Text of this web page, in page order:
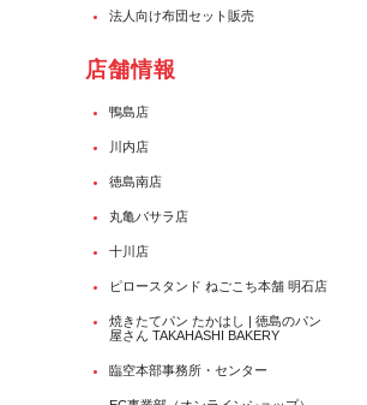
法人向け布団セット販売
店舗情報
鴨島店
川内店
徳島南店
丸亀バサラ店
十川店
ピロースタンド ねごこち本舗 明石店
焼きたてパン たかはし | 徳島のパン
屋さん TAKAHASHI BAKERY
臨空本部事務所・センター